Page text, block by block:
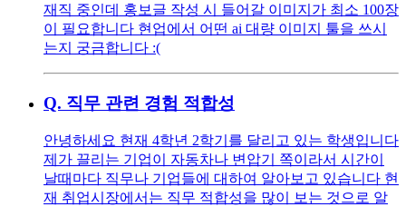
재직 중인데 홍보글 작성 시 들어갈 이미지가 최소 100장
이 필요합니다 현업에서 어떤 ai 대량 이미지 툴을 쓰시
는지 궁금합니다 :(
Q. 직무 관련 경험 적합성
안녕하세요 현재 4학년 2학기를 달리고 있는 학생입니다
제가 끌리는 기업이 자동차나 변압기 쪽이라서 시간이
날때마다 직무나 기업들에 대하여 알아보고 있습니다 현
재 취업시장에서는 직무 적합성을 많이 보는 것으로 알